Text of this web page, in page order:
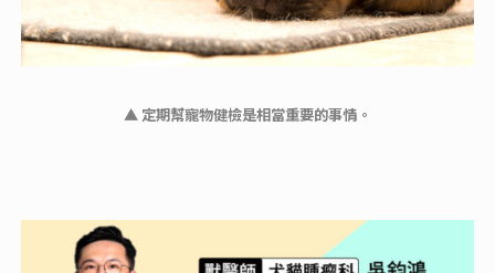
▲ 定期幫寵物健檢是相當重要的事情。